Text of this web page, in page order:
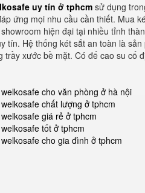
uy tín ở tphcm sử dụng
ứng mọi nhu cầu cần thiết. Mua
hiện đại tại nhiều tỉnh
tín. Hệ thống két sắt an toàn là
xước bề mặt. Có đế cao su cố
cho văn phòng ở hà nội
chất lượng ở tphcm
giá rẻ ở tphcm
tốt ở tphcm
cho gia đình ở tphcm